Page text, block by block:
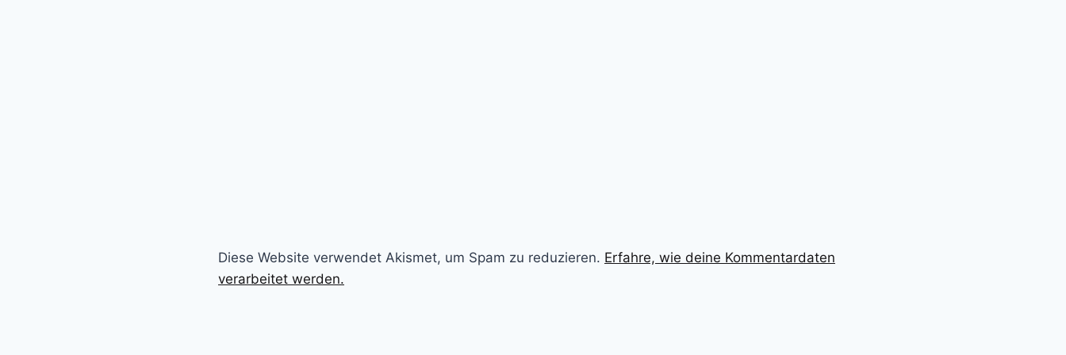
Diese Website verwendet Akismet, um Spam zu reduzieren. Erfahre, wie deine Kommentardaten
verarbeitet werden.